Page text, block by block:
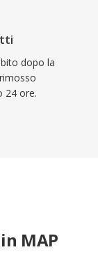
dopo la
24 ore.
MAP